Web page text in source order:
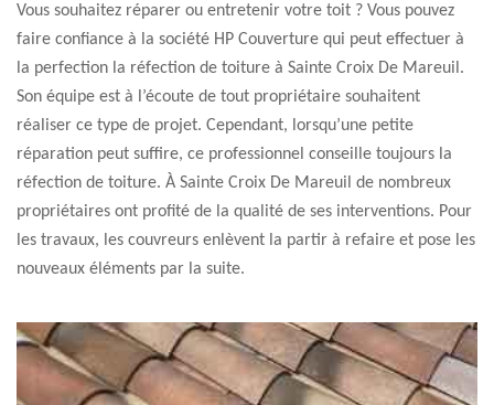
Vous souhaitez réparer ou entretenir votre toit ? Vous pouvez
faire confiance à la société HP Couverture qui peut effectuer à
la perfection la réfection de toiture à Sainte Croix De Mareuil.
Son équipe est à l’écoute de tout propriétaire souhaitent
réaliser ce type de projet. Cependant, lorsqu’une petite
réparation peut suffire, ce professionnel conseille toujours la
réfection de toiture. À Sainte Croix De Mareuil de nombreux
propriétaires ont profité de la qualité de ses interventions. Pour
les travaux, les couvreurs enlèvent la partir à refaire et pose les
nouveaux éléments par la suite.